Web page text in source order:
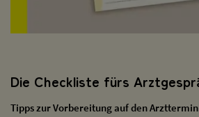
Die Checkliste fürs
Tipps zur Vorbereitung auf den